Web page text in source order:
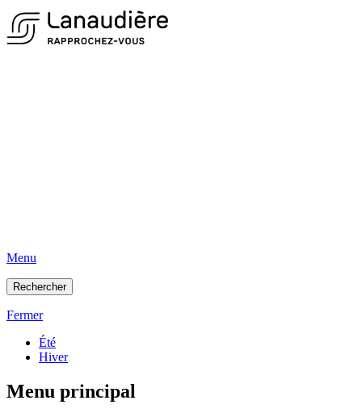
Menu
Rechercher
Fermer
Été
Hiver
Menu principal